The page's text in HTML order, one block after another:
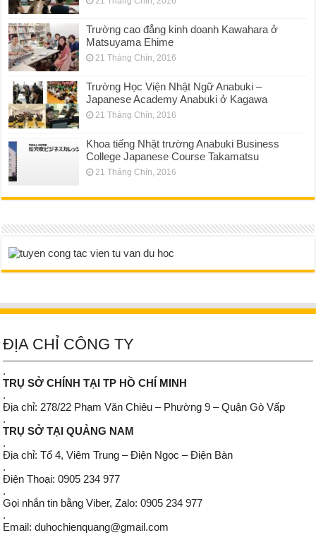
Trường cao đẳng kinh doanh Kawahara ở
Matsuyama Ehime
21 Tháng Chín, 2016
Trường Học Viện Nhật Ngữ Anabuki –
Japanese Academy Anabuki ở Kagawa
21 Tháng Chín, 2016
Khoa tiếng Nhật trường Anabuki Business
College Japanese Course Takamatsu
21 Tháng Chín, 2016
ĐỊA CHỈ CÔNG TY
.
TRỤ SỞ CHÍNH TẠI TP HỒ CHÍ MINH
.
Địa chỉ: 278/22 Phạm Văn Chiêu – Phường 9 – Quận Gò Vấp
.
TRỤ SỞ TẠI QUẢNG NAM
.
Địa chỉ: Tổ 4, Viêm Trung – Điện Ngọc – Điện Bàn
.
Điện Thoại: 0905 234 977
.
Gọi nhắn tin bằng Viber, Zalo: 0905 234 977
.
Email: duhochienquang@gmail.com